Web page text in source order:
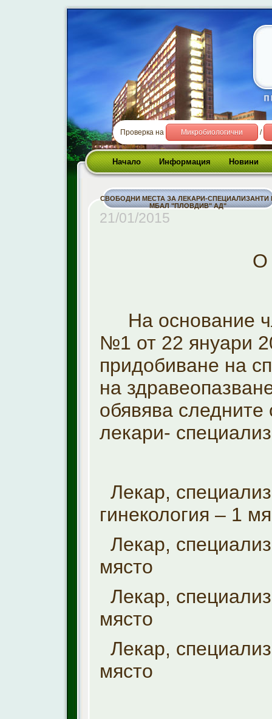
Проверка на Микробиологични /
Начало Информация Новини
СВОБОДНИ МЕСТА ЗА ЛЕКАРИ-СПЕЦИАЛИЗАНТИ
МБАЛ "ПЛОВДИВ" АД"
21/01/2015
О
На основание
№1 от 22 януари
придобиване на
на
обявява
лекари-
Лекар,
гинекология – 1
Лекар,
място
Лекар,
място
Лекар,
място